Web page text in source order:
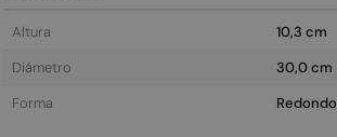
Altura
10,3 cm
Diámetro
30,0 cm
Forma
Redondo